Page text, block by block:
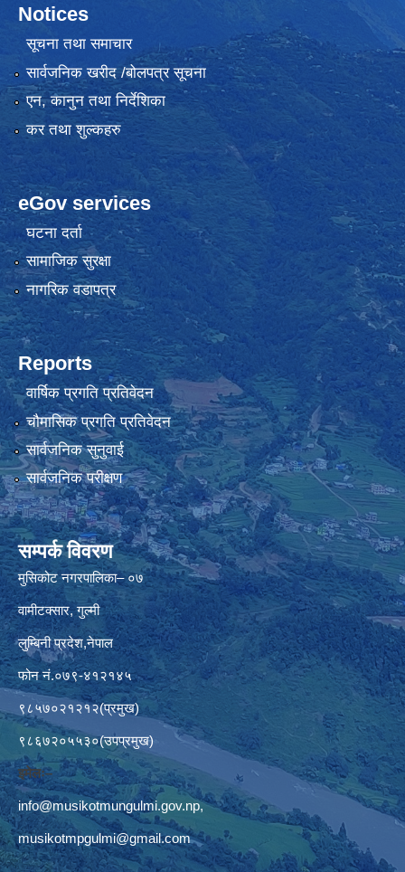
Notices
सूचना तथा समाचार
सार्वजनिक खरीद /बोलपत्र सूचना
एन, कानुन तथा निर्देशिका
कर तथा शुल्कहरु
eGov services
घटना दर्ता
सामाजिक सुरक्षा
नागरिक वडापत्र
Reports
वार्षिक प्रगति प्रतिवेदन
चौमासिक प्रगति प्रतिवेदन
सार्वजनिक सुनुवाई
सार्वजनिक परीक्षण
सम्पर्क विवरण
मुसिकोट नगरपालिका– ०७
वामीटक्सार, गुल्मी
लुम्बिनी प्रदेश,नेपाल
फोन नं.०७९-४१२१४५
९८५७०२१२१२(प्रमुख)
९८६७२०५५३०(उपप्रमुख)
इमेलः–
info@musikotmungulmi.gov.np,
musikotmpgulmi@gmail.com